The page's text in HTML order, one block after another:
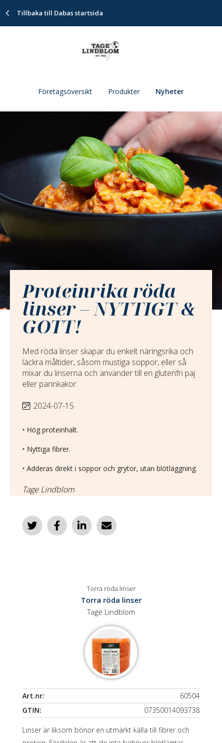
Tillbaka till Dabas startsida
Företagsöversikt Produkter Nyheter
Proteinrika röda
linser – NYTTIGT &
GOTT!
Med röda linser skapar du enkelt näringsrika och
läckra måltider, såsom mustiga soppor, eller så
mixar du linserna och använder till en glutenfri paj
eller pannkakor.
2024-07-15
• Hög proteinhalt.
• Nyttiga fibrer.
• Adderas direkt i soppor och grytor, utan blötläggning.
Tage Lindblom
Torra röda linser
Torra röda linser
Tage Lindblom
Art.nr:
60504
GTIN:
07350014093738
Linser är liksom bönor en utmärkt källa till fibrer och